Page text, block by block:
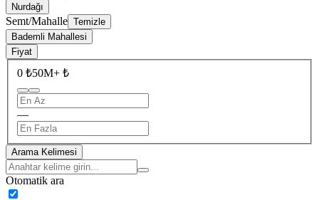
Nurdağı
Semt/Mahalle Temizle
Bademli Mahallesi
Fiyat
0 ₺50M+ ₺
—
Arama Kelimesi
Otomatik ara